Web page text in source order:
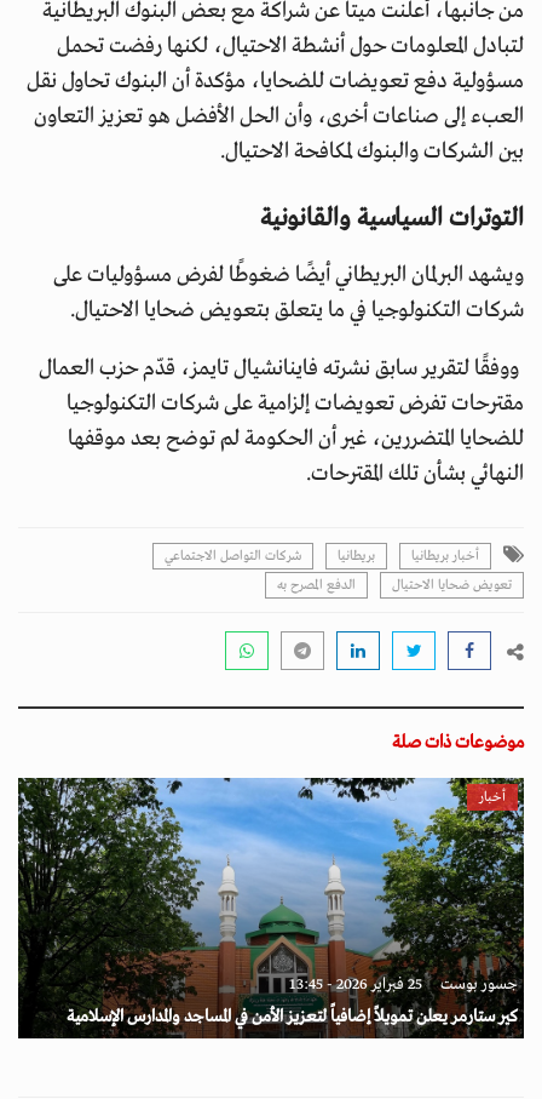
من جانبها، أعلنت ميتا عن شراكة مع بعض البنوك البريطانية
لتبادل المعلومات حول أنشطة الاحتيال، لكنها رفضت تحمل
مسؤولية دفع تعويضات للضحايا، مؤكدة أن البنوك تحاول نقل
العبء إلى صناعات أخرى، وأن الحل الأفضل هو تعزيز التعاون
بين الشركات والبنوك لمكافحة الاحتيال.
التوترات السياسية والقانونية
ويشهد البرلمان البريطاني أيضًا ضغوطًا لفرض مسؤوليات على
شركات التكنولوجيا في ما يتعلق بتعويض ضحايا الاحتيال.
ووفقًا لتقرير سابق نشرته فاينانشيال تايمز، قدّم حزب العمال
مقترحات تفرض تعويضات إلزامية على شركات التكنولوجيا
للضحايا المتضررين، غير أن الحكومة لم توضح بعد موقفها
النهائي بشأن تلك المقترحات.
أخبار بريطانيا بريطانيا
شركات التواصل الاجتماعي
تعويض ضحايا الاحتيال
الدفع المصرح به
موضوعات ذات صلة
أخبار
جسور بوست 25 فبراير 2026 - 13:45
كير ستارمر يعلن تمويلاً إضافياً لتعزيز الأمن في المساجد والمدارس الإسلامية